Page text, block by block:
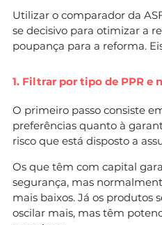
Utilizar o comparador da
se decisivo para otimizar a
poupança para a reforma.
1. Filtrar por tipo de PPR e
O primeiro passo consiste
preferências quanto à
risco que está disposto a
Os que têm com capital
segurança, mas
mais baixos. Já os produtos
oscilar mais, mas têm